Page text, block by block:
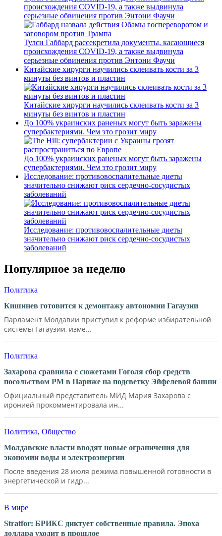
происхождения COVID-19, а также выдвинула
серьезные обвинения против Энтони Фаучи
Тулси Габбард рассекретила документы, касающиеся
происхождения COVID-19, а также выдвинула
серьезные обвинения против Энтони Фаучи
Китайские хирурги научились склеивать кости за 3
минуты без винтов и пластин
Китайские хирурги научились склеивать кости за 3
минуты без винтов и пластин
До 100% украинских раненых могут быть заражены
супербактериями. Чем это грозит миру
До 100% украинских раненых могут быть заражены
супербактериями. Чем это грозит миру
Исследование: противовоспалительные диеты
значительно снижают риск сердечно-сосудистых
заболеваний
Исследование: противовоспалительные диеты
значительно снижают риск сердечно-сосудистых
заболеваний
Популярное за неделю
Политика
Кишинев готовится к демонтажу автономии Гагаузии
Парламент Молдавии приступил к реформе избирательной
системы Гагаузии, изме...
Политика
Захарова сравнила с сюжетами Гоголя сбор средств
посольством РМ в Париже на подсветку Эйфелевой башни
Официальный представитель МИД Мария Захарова с
иронией прокомментировала ин...
Политика, Общество
Молдавские власти вводят новые ограничения для
экономии воды и электроэнергии
После введения 28 июля режима повышенной готовности в
энергетической и гидр...
В мире
Stratfor: БРИКС диктует собственные правила. Эпоха
доллара уходит в прошлое